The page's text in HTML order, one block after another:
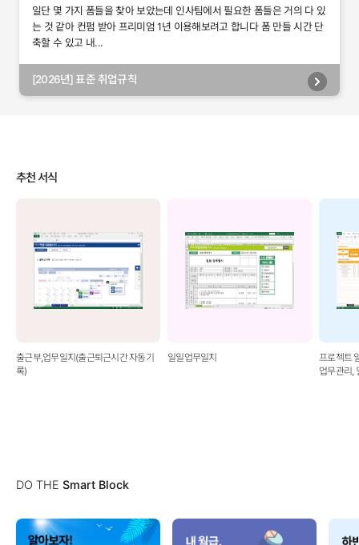
일단 몇 가지 폼들을 찾아 보았는데 인사팀에서 필요한 폼들은 거의 다 있
는 것 같아 컨펌 받아 프리미엄 1년 이용해보려고 합니다 폼 만들 시간 단
축할 수 있고 내...
[2026년] 표준 취업규칙
추천 서식
출근부,업무일지(출근퇴근시간 자동기
록)
일일업무일지
프로젝트
업무관리,
DO THE Smart Block